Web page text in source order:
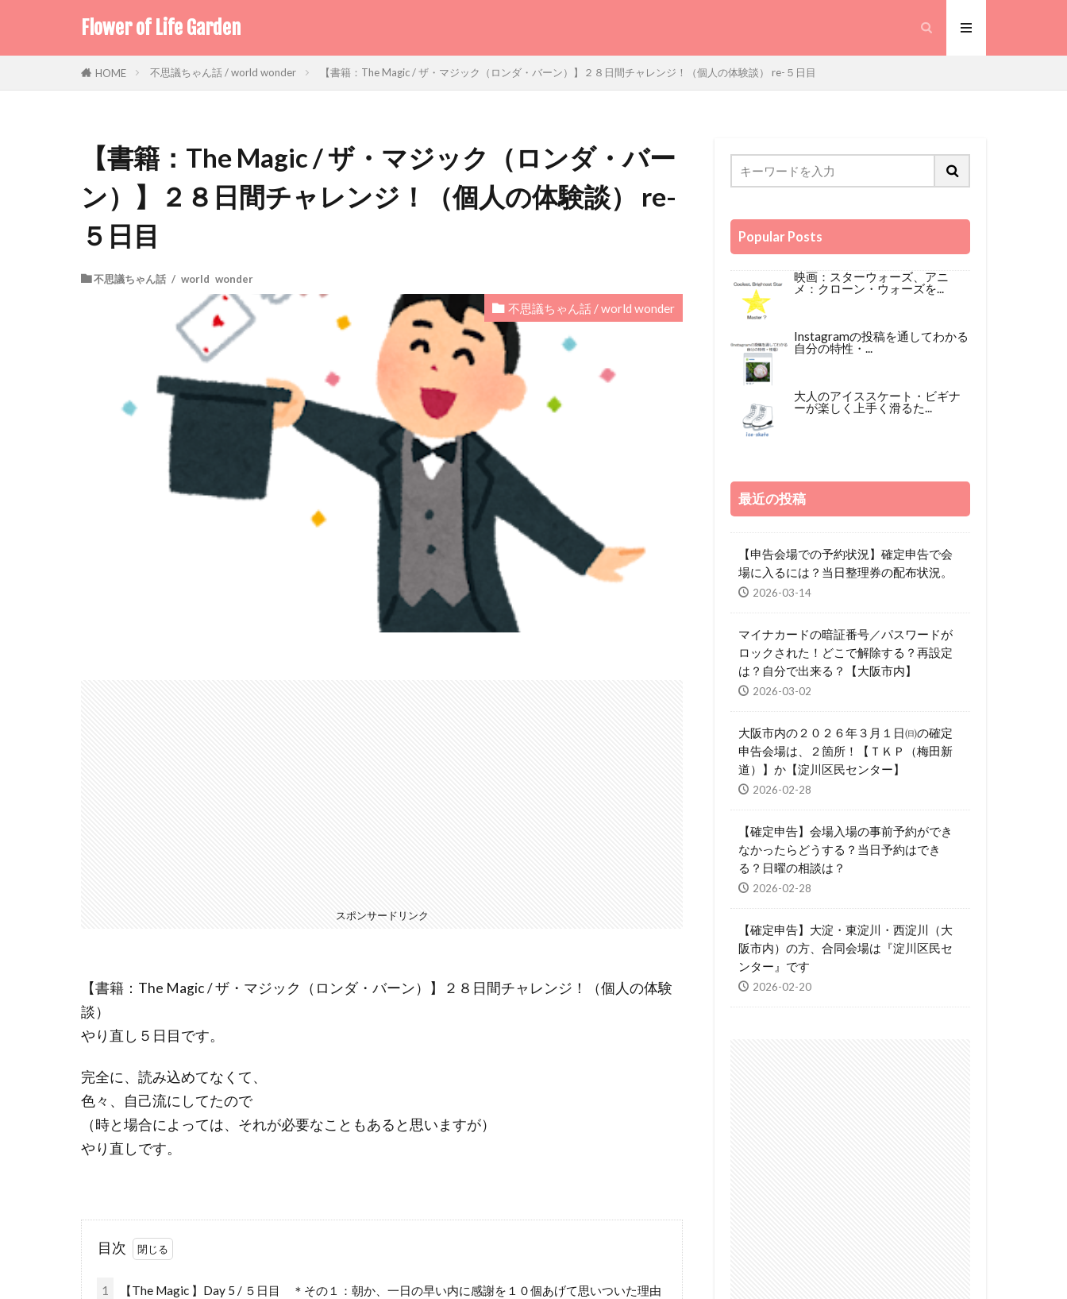
Flower of Life Garden
HOME 不思議ちゃん話 / world wonder 【書籍：The Magic / ザ・マジック（ロンダ・バーン）】２８日間チャレンジ！（個人の体験談） re-５日目
【書籍：The Magic / ザ・マジック（ロンダ・バー
ン）】２８日間チャレンジ！（個人の体験談） re-
５日目
不思議ちゃん話 / world wonder
不思議ちゃん話 / world wonder
スポンサードリンク
【書籍：The Magic / ザ・マジック（ロンダ・バーン）】２８日間チャレンジ！（個人の体験
談）
やり直し５日目です。
完全に、読み込めてなくて、
色々、自己流にしてたので
（時と場合によっては、それが必要なこともあると思いますが）
やり直しです。
目次
1
【The Magic 】Day 5 / ５日目 ＊その１：朝か、一日の早い内に感謝を１０個あげて思いついた理由
Popular Posts
映画：スターウォーズ、アニ
メ：クローン・ウォーズを...
Instagramの投稿を通してわかる
自分の特性・...
大人のアイススケート・ビギナ
ーが楽しく上手く滑るた...
最近の投稿
【申告会場での予約状況】確定申告で会
場に入るには？当日整理券の配布状況。
2026-03-14
マイナカードの暗証番号／パスワードが
ロックされた！どこで解除する？再設定
は？自分で出来る？【大阪市内】
2026-03-02
大阪市内の２０２６年３月１日㈰の確定
申告会場は、２箇所！【ＴＫＰ（梅田新
道）】か【淀川区民センター】
2026-02-28
【確定申告】会場入場の事前予約ができ
なかったらどうする？当日予約はでき
る？日曜の相談は？
2026-02-28
【確定申告】大淀・東淀川・西淀川（大
阪市内）の方、合同会場は『淀川区民セ
ンター』です
2026-02-20